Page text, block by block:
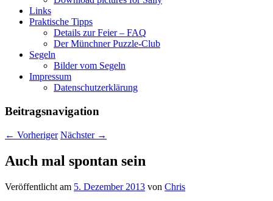
Links
Praktische Tipps
Details zur Feier – FAQ
Der Münchner Puzzle-Club
Segeln
Bilder vom Segeln
Impressum
Datenschutz­erklärung
Beitragsnavigation
← Vorheriger Nächster →
Auch mal spontan sein
Veröffentlicht am 5. Dezember 2013 von Chris